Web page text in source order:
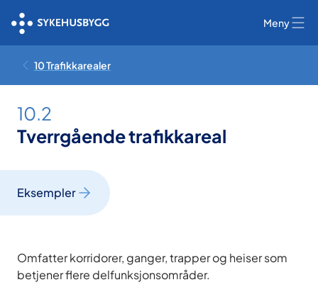
Meny
10 Trafikkarealer
Tverrgående trafikkareal
10.2
Eksempler
Omfatter korridorer, ganger, trapper og heiser som
betjener flere delfunksjonsområder.